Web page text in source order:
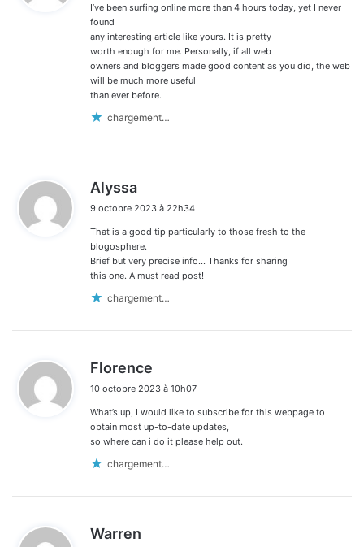
I’ve been surfing online more than 4 hours today, yet I never
found
any interesting article like yours. It is pretty
worth enough for me. Personally, if all web
owners and bloggers made good content as you did, the web
will be much more useful
than ever before.
chargement…
Alyssa
t
:
9 octobre 2023 à 22h34
That is a good tip particularly to those fresh to the
blogosphere.
Brief but very precise info… Thanks for sharing
this one. A must read post!
chargement…
Florence
t
:
10 octobre 2023 à 10h07
What’s up, I would like to subscribe for this webpage to
obtain most up-to-date updates,
so where can i do it please help out.
chargement…
Warren